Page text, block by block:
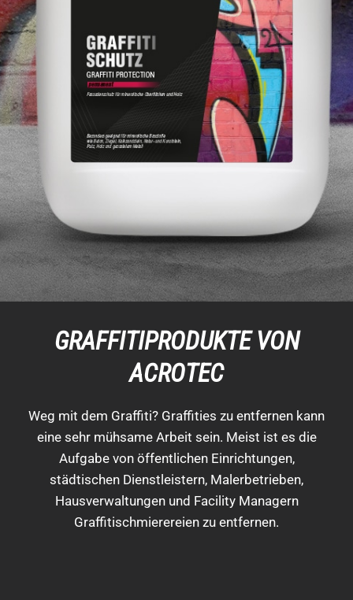
GRAFFITIPRODUKTE VON
ACROTEC
Weg mit dem Graffiti? Graffities zu entfernen kann
eine sehr mühsame Arbeit sein. Meist ist es die
Aufgabe von öffentlichen Einrichtungen,
städtischen Dienstleistern, Malerbetrieben,
Hausverwaltungen und Facility Managern
Graffitischmierereien zu entfernen.